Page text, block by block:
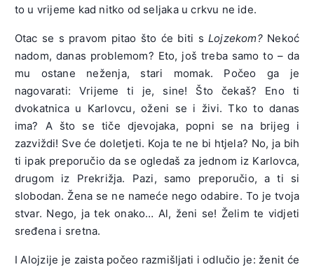
to u vrijeme kad nitko od seljaka u crkvu ne ide.
Otac se s pravom pitao što će biti s Lojzekom?Nekoć
nadom, danas problemom? Eto, još treba samo to – da
mu ostane neženja, stari momak. Počeo ga je
nagovarati: Vrijeme ti je, sine! Što čekaš? Eno ti
dvokatnica u Karlovcu, oženi se i živi. Tko to danas
ima? A što se tiče djevojaka, popni se na brijeg i
zazviždi! Sve će doletjeti. Koja te ne bi htjela? No, ja bih
ti ipak preporučio da se ogledaš za jednom iz Karlovca,
drugom iz Prekrižja. Pazi, samo preporučio, a ti si
slobodan. Žena se ne nameće nego odabire. To je tvoja
stvar. Nego, ja tek onako… Al, ženi se! Želim te vidjeti
sređena i sretna.
I Alojzije je zaista počeo razmišljati i odlučio je: ženit će